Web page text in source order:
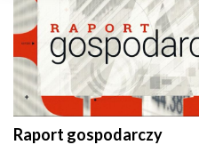
Raport gospodarczy